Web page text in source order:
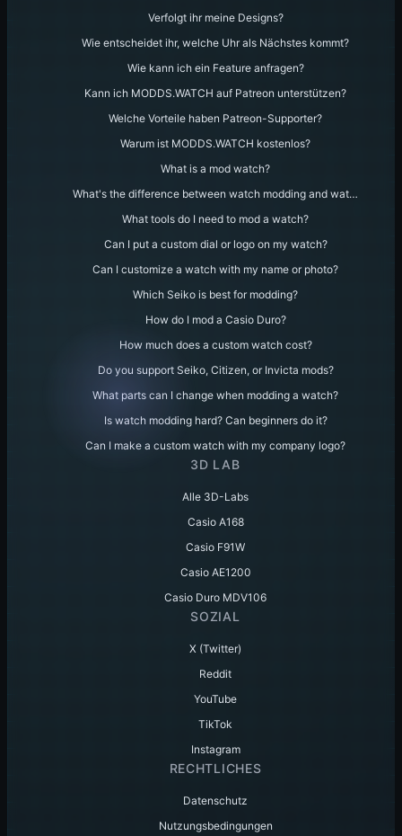
Verfolgt ihr meine Designs?
Wie entscheidet ihr, welche Uhr als Nächstes kommt?
Wie kann ich ein Feature anfragen?
Kann ich MODDS.WATCH auf Patreon unterstützen?
Welche Vorteile haben Patreon-Supporter?
Warum ist MODDS.WATCH kostenlos?
What is a mod watch?
What's the difference between watch modding and wat…
What tools do I need to mod a watch?
Can I put a custom dial or logo on my watch?
Can I customize a watch with my name or photo?
Which Seiko is best for modding?
How do I mod a Casio Duro?
How much does a custom watch cost?
Do you support Seiko, Citizen, or Invicta mods?
What parts can I change when modding a watch?
Is watch modding hard? Can beginners do it?
Can I make a custom watch with my company logo?
3D LAB
Alle 3D-Labs
Casio A168
Casio F91W
Casio AE1200
Casio Duro MDV106
SOZIAL
X (Twitter)
Reddit
YouTube
TikTok
Instagram
RECHTLICHES
Datenschutz
Nutzungsbedingungen